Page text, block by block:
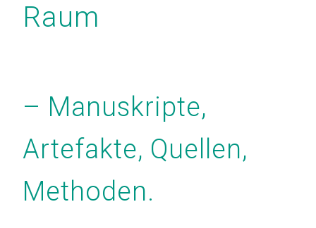
Raum
– Manuskripte,
Artefakte, Quellen,
Methoden.